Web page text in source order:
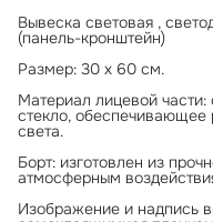
Вывеска световая ,
(панель-кронштейн)
Размер: 30 х 60 см.
Материал лицевой
стекло,
света.
Борт: изготовлен из
атмосферным
Изображение и надпись